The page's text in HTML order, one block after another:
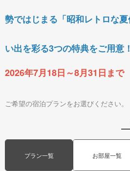
勢ではじまる「昭和レトロな夏
い出を彩る3つの特典をご用意
2026年7月18日～8月31日まで
ご希望の宿泊プランをお選びください。
プラン一覧 お部屋一覧